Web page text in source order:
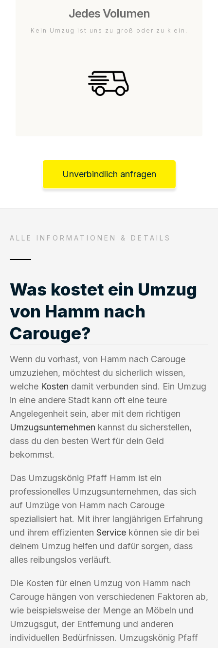
Jedes Volumen
Kein Umzug ist uns zu groß oder zu klein.
Unverbindlich anfragen
ALLE INFORMATIONEN & DETAILS
Was kostet ein Umzug
von Hamm nach
Carouge?
Wenn du vorhast, von Hamm nach Carouge
umzuziehen, möchtest du sicherlich wissen,
welche Kosten damit verbunden sind. Ein Umzug
in eine andere Stadt kann oft eine teure
Angelegenheit sein, aber mit dem richtigen
Umzugsunternehmen kannst du sicherstellen,
dass du den besten Wert für dein Geld
bekommst.
Das Umzugskönig Pfaff Hamm ist ein
professionelles Umzugsunternehmen, das sich
auf Umzüge von Hamm nach Carouge
spezialisiert hat. Mit ihrer langjährigen Erfahrung
und ihrem effizienten Service können sie dir bei
deinem Umzug helfen und dafür sorgen, dass
alles reibungslos verläuft.
Die Kosten für einen Umzug von Hamm nach
Carouge hängen von verschiedenen Faktoren ab,
wie beispielsweise der Menge an Möbeln und
Umzugsgut, der Entfernung und anderen
individuellen Bedürfnissen. Umzugskönig Pfaff